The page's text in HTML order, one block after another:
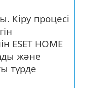
Кіру процесі
ESET HOME
және
түрде